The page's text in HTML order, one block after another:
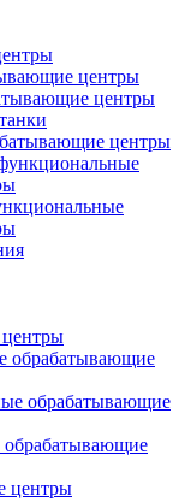
центры
центры
центры
обрабатывающие
обрабатывающие
обрабатывающие
центры